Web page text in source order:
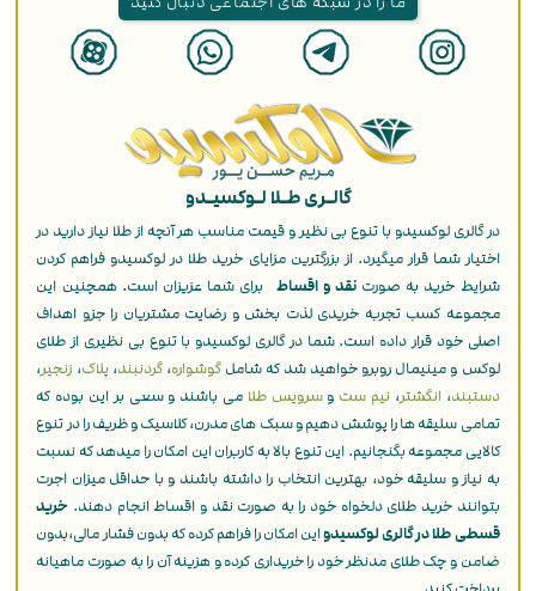
گالـری طـلا لـوکسیـدو
در گالری لوکسیدو با تنوع بی نظیر و قیمت مناسب هر آنچه از طلا نیاز دارید در
اختیار شما قرار میگیرد. از بزرگترین مزایای خرید طلا در لوکسیدو فراهم کردن
شرایط خرید به صورتنقد و اقساط برای شما عزیزان است. همچنین این
مجموعه کسب تجربه خریدی لذت بخش و رضایت مشتریان را جزو اهداف
اصلی خود قرار داده است. شما در گالری لوکسیدو با تنوع بی نظیری از طلای
لوکس و مینیمال روبرو خواهید شد که شاملگوشواره،گردنبند، پلاک، زنجیر،
دستبند، انگشتر، نیم ست وسرویس طلا می باشند و سعی بر این بوده که
تمامی سلیقه ها را پوشش دهیم و سبک های مدرن، کلاسیک و ظریف را در تنوع
کالایی مجموعه بگنجانیم. این تنوع بالا به کاربران این امکان را میدهد که نسبت
به نیاز و سلیقه خود، بهترین انتخاب را داشته باشند و با حداقل میزان اجرت
بتوانند خرید طلای دلخواه خود را به صورت نقد و اقساط انجام دهند. خرید
قسطی طلا در گالری لوکسیدواین امکان را فراهم کرده که بدون فشار مالی،بدون
ضامن و چک طلای مدنظر خود را خریداری کرده و هزینه آن را به صورت ماهیانه